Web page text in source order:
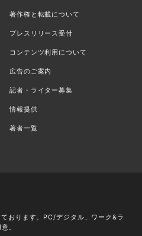
著作権と転載について
プレスリリース受付
コンテンツ利用について
広告のご案内
記者・ライター募集
情報提供
著者一覧
おります。PC/デジタル、ワーク&ラ
。